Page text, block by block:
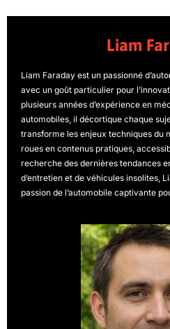
Liam
Liam Faraday est un passionné
avec un goût particulier pour
plusieurs années d’expérience en
automobiles, il décortique chaque
transforme les enjeux techniques du
roues en contenus pratiques,
recherche des dernières tendances
d’entretien et de véhicules insolites,
passion de l’automobile captivante